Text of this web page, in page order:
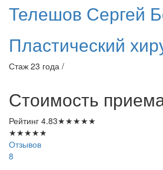
Телешов Сергей
Пластический
Стаж 23 года /
Стоимость
Рейтинг 4.83★★★★★
★★★★★
Отзывов
8